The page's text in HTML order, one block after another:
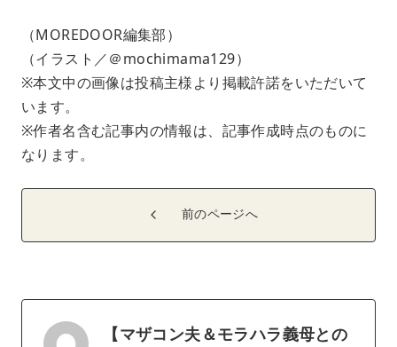
（MOREDOOR編集部）
（イラスト／＠mochimama129）
※本文中の画像は投稿主様より掲載許諾をいただいて
います。
※作者名含む記事内の情報は、記事作成時点のものに
なります。
前のページへ
【マザコン夫＆モラハラ義母との